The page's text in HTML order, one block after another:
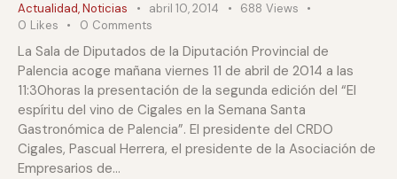
Actualidad,Noticias abril 10, 2014 688 Views
0 Likes 0 Comments
La Sala de Diputados de la Diputación Provincial de
Palencia acoge mañana viernes 11 de abril de 2014 a las
11:30horas la presentación de la segunda edición del “El
espíritu del vino de Cigales en la Semana Santa
Gastronómica de Palencia”. El presidente del CRDO
Cigales, Pascual Herrera, el presidente de la Asociación de
Empresarios de…